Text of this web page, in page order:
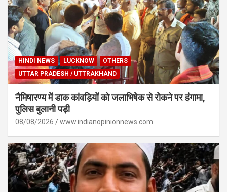
HINDI NEWS LUCKNOW
OTHERS
UTTAR PRADESH / UTTRAKHAND
नैमिषारण्य में डाक कांवड़ियों को जलाभिषेक से रोकने पर हंगामा,
पुलिस बुलानी पड़ी
08/08/2026 www.indianopinionnews.com